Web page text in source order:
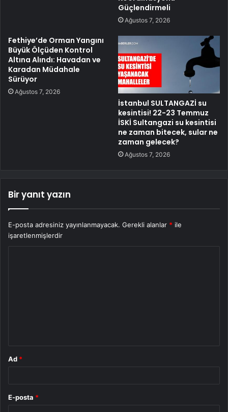
Güçlendirmeli
Ağustos 7, 2026
Fethiye’de Orman Yangını
Büyük Ölçüden Kontrol
Altına Alındı: Havadan ve
Karadan Müdahale
Sürüyor
Ağustos 7, 2026
İstanbul SULTANGAZİ su
kesintisi! 22-23 Temmuz
İSKİ Sultangazi su kesintisi
ne zaman bitecek, sular ne
zaman gelecek?
Ağustos 7, 2026
Bir yanıt yazın
E-posta adresiniz yayınlanmayacak. Gerekli alanlar * ile
işaretlenmişlerdir
Ad *
E-posta *